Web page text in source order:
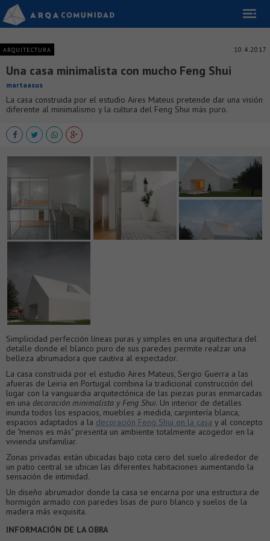
ARQUITECTURA 10.4.2017
Una casa minimalista con mucho Feng Shui
martaasus
La casa construida por el estudio Aires Mateus pretende dar una visión
diferente al minimalismo y la cultura del Feng Shui más puro.
Simplicidad perfección líneas puras y simples en una arquitectura del
detalle donde el blanco puro de sus paredes permite realzar una
belleza abrumadora que cautiva al expectador.
La casa construida por el estudio Aires Mateus, Sergio Guerra a las
afueras de Leiria en Portugal combina la tradicional construcción del
lugar con la vanguardia arquitectónica de las piezas puras enmarcadas
en una decoración minimalista y Feng Shui. Un interior de detalles
inunda todos los espacios, muebles a medida, carpintería blanca,
espacios adaptados a la decoración Feng Shui en la casa y al concepto
de "menos es más" presenta un ambiente totalmente acogedor en la
vivienda unifamiliar.
Zonas privadas están ubicadas bajo cota cero del suelo alrededor de
un patio central se ubican las diferentes habitaciones aumentando la
sensación de intimidad.
Un diseño abrumador donde la casa se encarna por una estructura de
hormigón armado con paredes lisas de puro blanco y suelos de la
madera más exquisita.
INFORMACIÓN DE LA OBRA